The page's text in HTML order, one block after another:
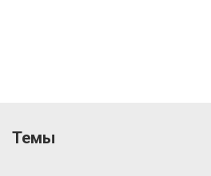
Темы